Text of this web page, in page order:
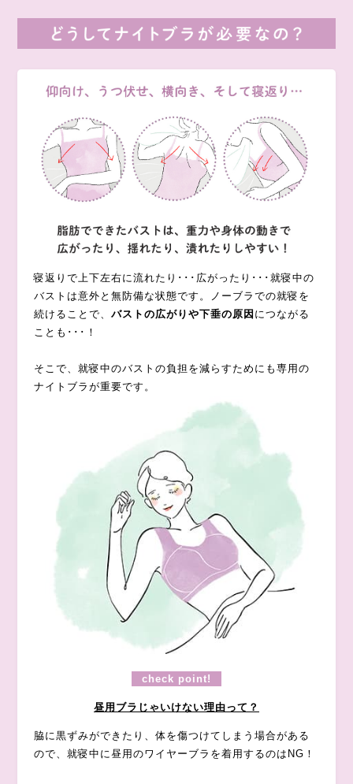
寝返りで上下左右に流れたり･･･広がったり･･･就寝中の
バストは意外と無防備な状態です。ノーブラでの就寝を
続けることで、 バストの広がりや下垂の原因 につながる
ことも･･･！
そこで、就寝中のバストの負担を減らすためにも専用の
ナイトブラが重要です。
check point!
昼用ブラじゃいけない理由って？
脇に黒ずみができたり、体を傷つけてしまう場合がある
ので、就寝中に昼用のワイヤーブラを着用するのはNG！